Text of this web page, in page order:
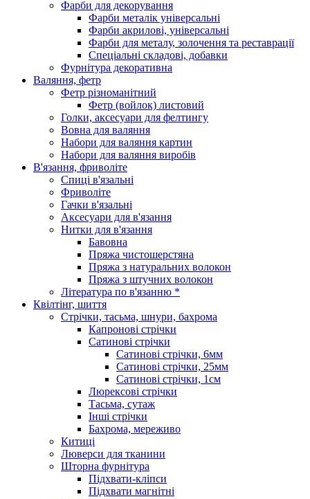
Фарби для декорування
Фарби металік універсальні
Фарби акрилові, універсальні
Фарби для металу, золочення та реставрації
Спеціальні складові, добавки
Фурнітура декоративна
Валяння, фетр
Фетр різноманітний
Фетр (войлок) листовий
Голки, аксесуари для фелтингу
Вовна для валяння
Набори для валяння картин
Набори для валяння виробів
В'язання, фриволіте
Спиці в'язальні
Фриволіте
Гачки в'язальні
Аксесуари для в'язання
Нитки для в'язання
Бавовна
Пряжа чистошерстяна
Пряжа з натуральних волокон
Пряжа з штучних волокон
Література по в'язанню *
Квілтінг, шиття
Стрічки, тасьма, шнури, бахрома
Капронові стрічки
Сатинові стрічки
Сатинові стрічки, 6мм
Сатинові стрічки, 25мм
Сатинові стрічки, 1см
Люрексові стрічки
Тасьма, сутаж
Інші стрічки
Бахрома, мереживо
Китиці
Люверси для тканини
Шторна фурнітура
Підхвати-кліпси
Підхвати магнітні